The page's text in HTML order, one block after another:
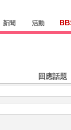
新聞 活動
回應話題